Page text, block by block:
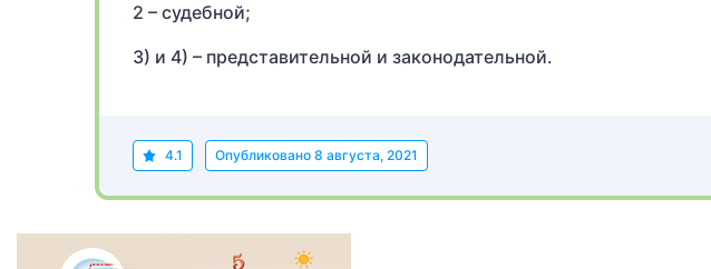
2 – судебной;
3) и 4) – представительной и законодательной.
4.1 Опубликовано 8 августа, 2021